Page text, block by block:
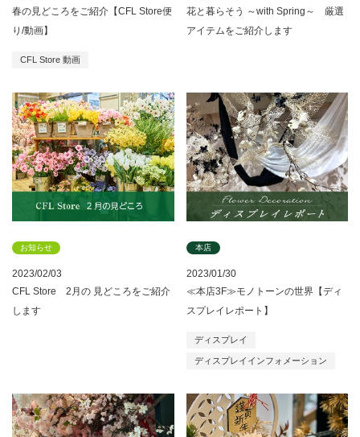
春の見どころをご紹介【CFL Store便
り/動画】
CFL Store 動画
花と暮らそう ～with Spring～ 厳選
アイテムをご紹介します
2023/02/03
お知らせ
CFL Store 2月の 見どころをご紹介
します
2023/01/30
本店
≪本店3F≫モノトーンの世界【ディ
スプレイレポート】
ディスプレイ
ディスプレイインフォメーション